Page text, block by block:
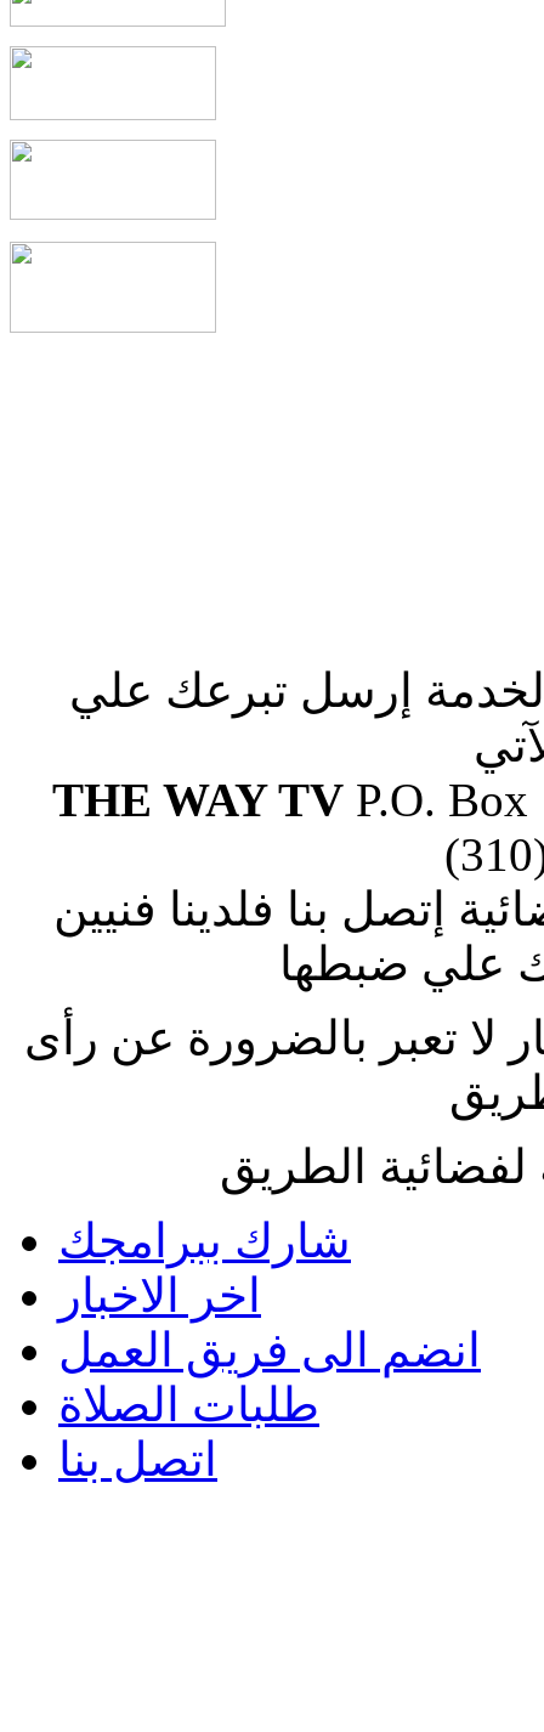
إرسل تبرعك علي
THE WAY TVP.O. Box
إتصل بنا فلدينا فنيين
علي ضبطها
لا تعبر بالضرورة عن رأى
الطريق
شارك ببرامجك
اخر الاخبار
انضم الى فريق العمل
طلبات الصلاة
اتصل بنا